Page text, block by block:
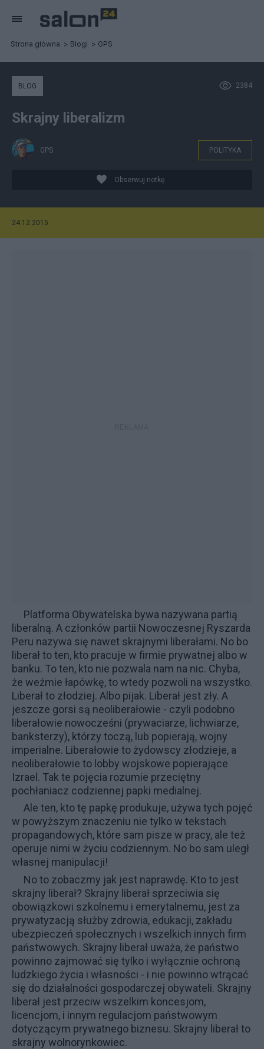
Strona główna Blogi GPS
2384
BLOG
Skrajny liberalizm
GPS POLITYKA
Obserwuj notkę
24.12.2015
Platforma Obywatelska bywa nazywana partią
liberalną. A członków partii Nowoczesnej Ryszarda
Peru nazywa się nawet skrajnymi liberałami. No bo
liberał to ten, kto pracuje w firmie prywatnej albo w
banku. To ten, kto nie pozwala nam na nic. Chyba,
że weźmie łapówkę, to wtedy pozwoli na wszystko.
Liberał to złodziej. Albo pijak. Liberał jest zły. A
jeszcze gorsi są neoliberałowie - czyli podobno
liberałowie nowocześni (prywaciarze, lichwiarze,
banksterzy), którzy toczą, lub popierają, wojny
imperialne. Liberałowie to żydowscy złodzieje, a
neoliberałowie to lobby wojskowe popierające
Izrael. Tak te pojęcia rozumie przeciętny
pochłaniacz codziennej papki medialnej.
Ale ten, kto tę papkę produkuje, używa tych pojęć
w powyższym znaczeniu nie tylko w tekstach
propagandowych, które sam pisze w pracy, ale też
operuje nimi w życiu codziennym. No bo sam uległ
własnej manipulacji!
No to zobaczmy jak jest naprawdę. Kto to jest
skrajny liberał? Skrajny liberał sprzeciwia się
obowiązkowi szkolnemu i emerytalnemu, jest za
prywatyzacją służby zdrowia, edukacji, zakładu
ubezpieczeń społecznych i wszelkich innych firm
państwowych. Skrajny liberał uważa, że państwo
powinno zajmować się tylko i wyłącznie ochroną
ludzkiego życia i własności - i nie powinno wtrącać
się do działalności gospodarczej obywateli. Skrajny
liberał jest przeciw wszelkim koncesjom,
licencjom, i innym regulacjom państwowym
dotyczącym prywatnego biznesu. Skrajny liberał to
skrajny wolnorynkowiec.